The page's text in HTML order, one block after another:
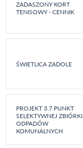
ZADASZONY KORT
TENISOWY - CENNIK
ŚWIETLICA ZADOLE
PROJEKT 3.7 PUNKT
SELEKTYWNEJ ZBIÓRKI
ODPADÓW
KOMUNALNYCH